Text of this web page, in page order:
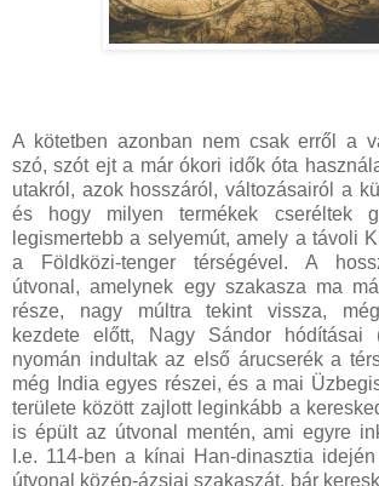
A kötetben azonban nem csak erről a
szó, szót ejt a már ókori idők óta
utakról, azok hosszáról, változásairól a
és hogy milyen termékek cseréltek
legismertebb a selyemút, amely a távoli
a Földközi-tenger térségével. A
útvonal, amelynek egy szakasza ma
része, nagy múltra tekint vissza,
kezdete előtt, Nagy Sándor
nyomán indultak az első árucserék a
még India egyes részei, és a mai
területe között zajlott leginkább a
is épült az útvonal mentén, ami egyre
I.e. 114-ben a kínai Han-dinasztia
útvonal közép-ázsiai szakaszát, bár